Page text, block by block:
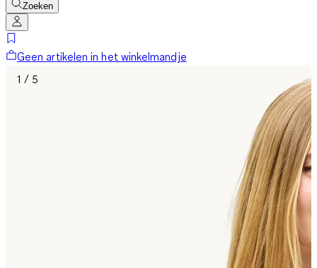
Zoeken
Geen artikelen in het winkelmandje
1 / 5